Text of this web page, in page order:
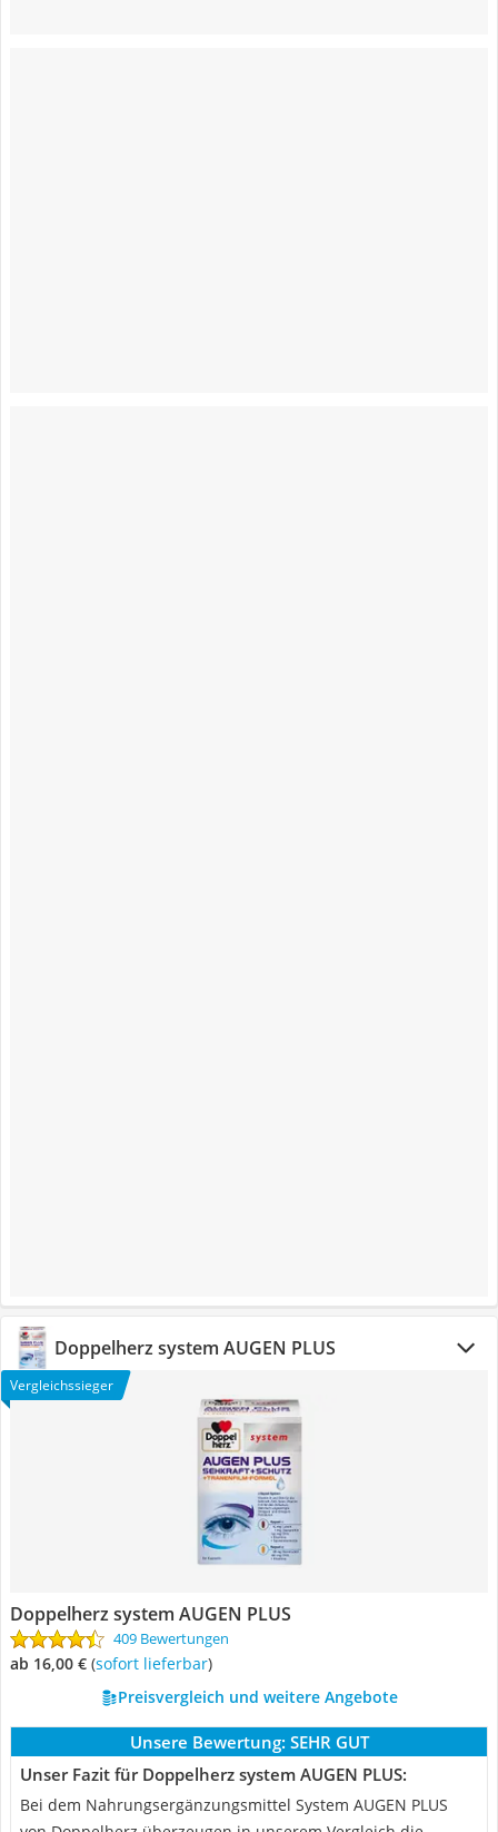
Doppelherz system AUGEN PLUS
Vergleichssieger
Doppelherz system AUGEN PLUS
409 Bewertungen
ab 16,00 € ( Sofort lieferbar)
Preisvergleich und weitere Angebote
Unsere Bewertung: SEHR GUT
Unser Fazit für Doppelherz system AUGEN PLUS:
Bei dem Nahrungsergänzungsmittel System AUGEN PLUS